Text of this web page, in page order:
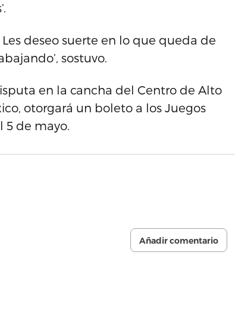
deseo suerte en lo que queda de
sostuvo.
en la cancha del Centro de Alto
otorgará un boleto a los Juegos
5 de mayo.
Añadir comentario